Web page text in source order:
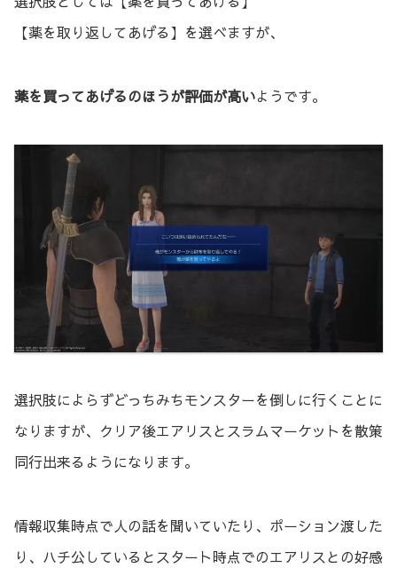
【薬を取り返してあげる】を選べますが、
薬を買ってあげるのほうが評価が高いようです。
選択肢によらずどっちみちモンスターを倒しに行くことに
なりますが、クリア後エアリスとスラムマーケットを散策
同行出来るようになります。
情報収集時点で人の話を聞いていたり、ポーション渡した
り、ハチ公しているとスタート時点でのエアリスとの好感